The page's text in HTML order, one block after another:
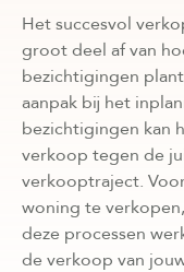
Het succesvol
groot deel af van
bezichtigingen
aanpak bij het
bezichtigingen kan
verkoop tegen de
verkooptraject.
woning te
deze processen
de verkoop van